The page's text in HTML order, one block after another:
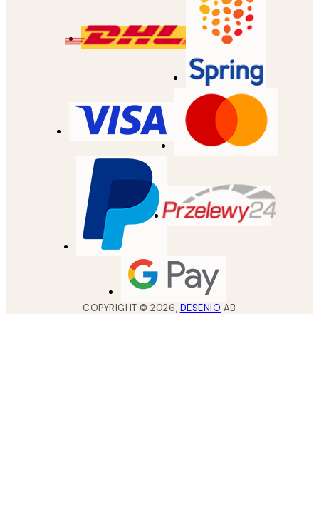
COPYRIGHT ©2026, DESENIO AB